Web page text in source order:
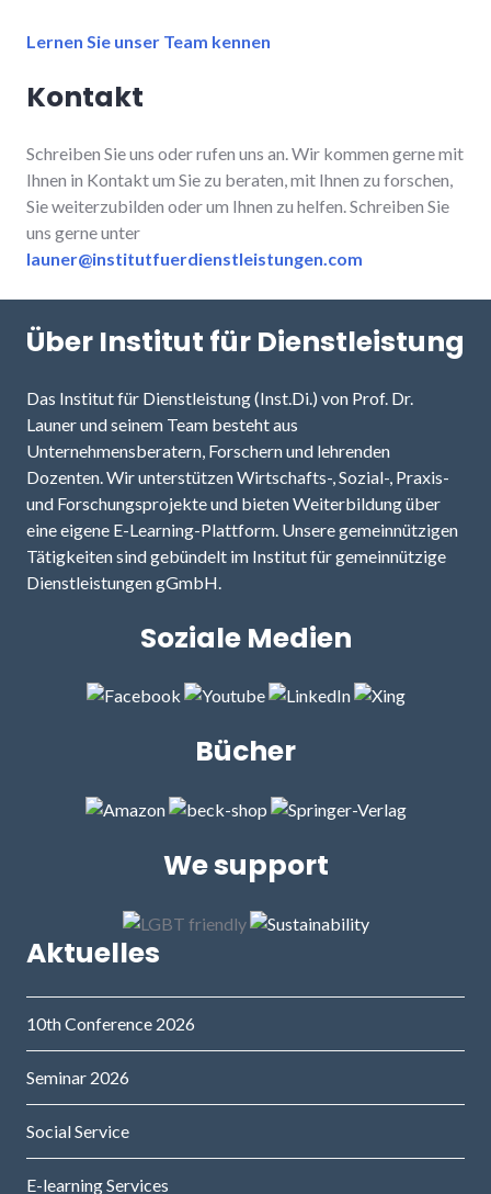
Lernen Sie unser Team kennen
Kontakt
Schreiben Sie uns oder rufen uns an. Wir kommen gerne mit
Ihnen in Kontakt um Sie zu beraten, mit Ihnen zu forschen,
Sie weiterzubilden oder um Ihnen zu helfen. Schreiben Sie
uns gerne unter
launer@institutfuerdienstleistungen.com
Über Institut für Dienstleistung
Das Institut für Dienstleistung (Inst.Di.) von Prof. Dr.
Launer und seinem Team besteht aus
Unternehmensberatern, Forschern und lehrenden
Dozenten. Wir unterstützen Wirtschafts-, Sozial-, Praxis-
und Forschungsprojekte und bieten Weiterbildung über
eine eigene E-Learning-Plattform. Unsere gemeinnützigen
Tätigkeiten sind gebündelt im Institut für gemeinnützige
Dienstleistungen gGmbH.
Soziale Medien
Bücher
We support
Aktuelles
10th Conference 2026
Seminar 2026
Social Service
E-learning Services